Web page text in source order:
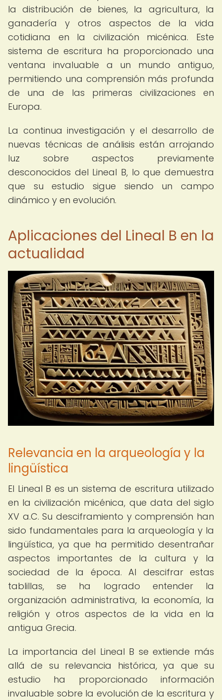
la distribución de bienes, la agricultura, la
ganadería y otros aspectos de la vida
cotidiana en la civilización micénica. Este
sistema de escritura ha proporcionado una
ventana invaluable a un mundo antiguo,
permitiendo una comprensión más profunda
de una de las primeras civilizaciones en
Europa.
La continua investigación y el desarrollo de
nuevas técnicas de análisis están arrojando
luz sobre aspectos previamente
desconocidos del Lineal B, lo que demuestra
que su estudio sigue siendo un campo
dinámico y en evolución.
Aplicaciones del Lineal B en la
actualidad
Relevancia en la arqueología y la
lingüística
El Lineal B es un sistema de escritura utilizado
en la civilización micénica, que data del siglo
XV a.C. Su desciframiento y comprensión han
sido fundamentales para la arqueología y la
lingüística, ya que ha permitido desentrañar
aspectos importantes de la cultura y la
sociedad de la época. Al descifrar estas
tablillas, se ha logrado entender la
organización administrativa, la economía, la
religión y otros aspectos de la vida en la
antigua Grecia.
La importancia del Lineal B se extiende más
allá de su relevancia histórica, ya que su
estudio ha proporcionado información
invaluable sobre la evolución de la escritura y